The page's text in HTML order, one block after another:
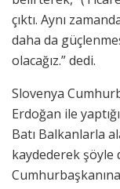
çıktı. Aynı
daha da
olacağız.” dedi.
Slovenya
Erdoğan ile
Batı Balkanlarla
kaydederek şöyle